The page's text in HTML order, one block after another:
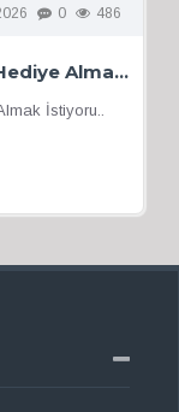
0 486
Fransa’da Sevgilime Estetik Bir Hediye Almak İstiyorum
İstiyoru..